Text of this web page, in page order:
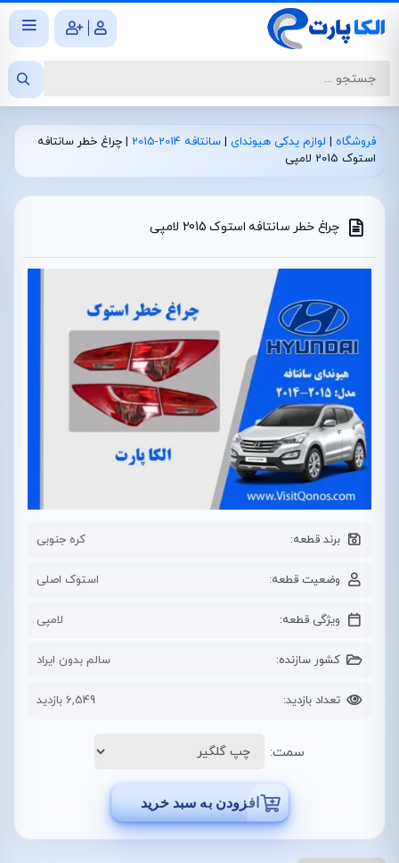
|
فروشگاه | لوازم یدکی هیوندای | سانتافه 2014-2015 | چراغ خطر سانتافه
استوک 2015 لامپی
چراغ خطر سانتافه استوک 2015 لامپی
برند قطعه: کره جنوبی
وضعیت قطعه: استوک اصلی
ویژگی قطعه: لامپی
کشور سازنده: سالم بدون ایراد
تعداد بازدید: 6,549 بازدید
سمت:
افزودن به سبد خرید